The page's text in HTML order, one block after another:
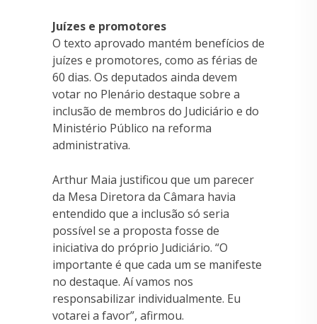
Juízes e promotores
O texto aprovado mantém benefícios de
juízes e promotores, como as férias de
60 dias. Os deputados ainda devem
votar no Plenário destaque sobre a
inclusão de membros do Judiciário e do
Ministério Público na reforma
administrativa.
Arthur Maia justificou que um parecer
da Mesa Diretora da Câmara havia
entendido que a inclusão só seria
possível se a proposta fosse de
iniciativa do próprio Judiciário. “O
importante é que cada um se manifeste
no destaque. Aí vamos nos
responsabilizar individualmente. Eu
votarei a favor”, afirmou.